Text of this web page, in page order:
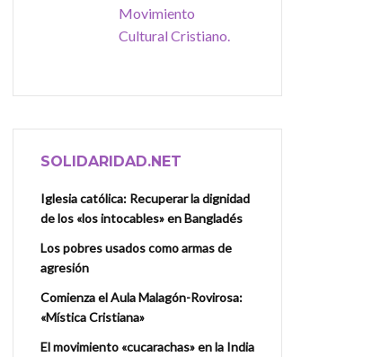
Movimiento
Cultural Cristiano.
SOLIDARIDAD.NET
Iglesia católica: Recuperar la dignidad
de los «los intocables» en Bangladés
Los pobres usados como armas de
agresión
Comienza el Aula Malagón-Rovirosa:
«Mística Cristiana»
El movimiento «cucarachas» en la India